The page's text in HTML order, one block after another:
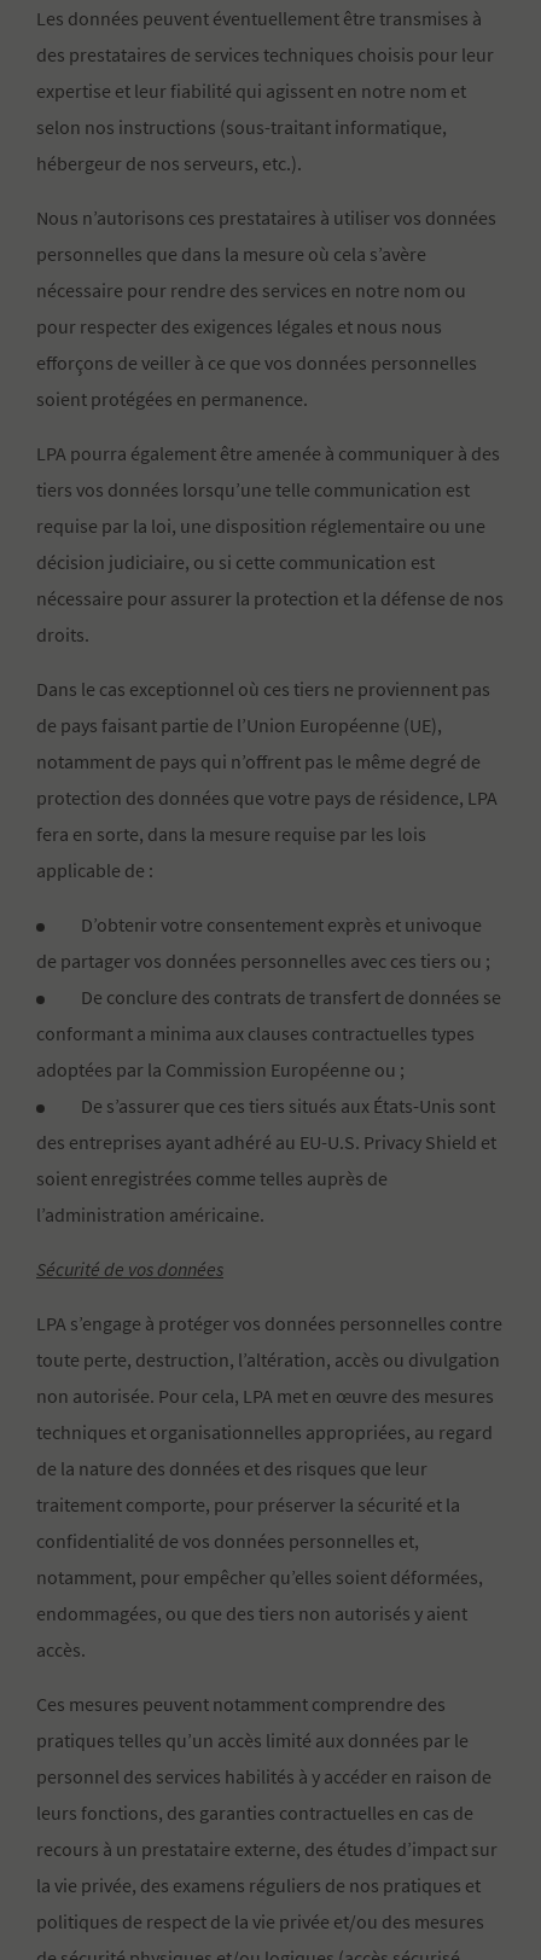
Les données peuvent éventuellement être transmises à
des prestataires de services techniques choisis pour leur
expertise et leur fiabilité qui agissent en notre nom et
selon nos instructions (sous-traitant informatique,
hébergeur de nos serveurs, etc.).
Nous n’autorisons ces prestataires à utiliser vos données
personnelles que dans la mesure où cela s’avère
nécessaire pour rendre des services en notre nom ou
pour respecter des exigences légales et nous nous
efforçons de veiller à ce que vos données personnelles
soient protégées en permanence.
LPA pourra également être amenée à communiquer à des
tiers vos données lorsqu’une telle communication est
requise par la loi, une disposition réglementaire ou une
décision judiciaire, ou si cette communication est
nécessaire pour assurer la protection et la défense de nos
droits.
Dans le cas exceptionnel où ces tiers ne proviennent pas
de pays faisant partie de l’Union Européenne (UE),
notamment de pays qui n’offrent pas le même degré de
protection des données que votre pays de résidence, LPA
fera en sorte, dans la mesure requise par les lois
applicable de :
D’obtenir votre consentement exprès et univoque
de partager vos données personnelles avec ces tiers ou ;
De conclure des contrats de transfert de données se
conformant a minima aux clauses contractuelles types
adoptées par la Commission Européenne ou ;
De s’assurer que ces tiers situés aux États-Unis sont
des entreprises ayant adhéré au EU-U.S. Privacy Shield et
soient enregistrées comme telles auprès de
l’administration américaine.
Sécurité de vos données
LPA s’engage à protéger vos données personnelles contre
toute perte, destruction, l’altération, accès ou divulgation
non autorisée. Pour cela, LPA met en œuvre des mesures
techniques et organisationnelles appropriées, au regard
de la nature des données et des risques que leur
traitement comporte, pour préserver la sécurité et la
confidentialité de vos données personnelles et,
notamment, pour empêcher qu’elles soient déformées,
endommagées, ou que des tiers non autorisés y aient
accès.
Ces mesures peuvent notamment comprendre des
pratiques telles qu’un accès limité aux données par le
personnel des services habilités à y accéder en raison de
leurs fonctions, des garanties contractuelles en cas de
recours à un prestataire externe, des études d’impact sur
la vie privée, des examens réguliers de nos pratiques et
politiques de respect de la vie privée et/ou des mesures